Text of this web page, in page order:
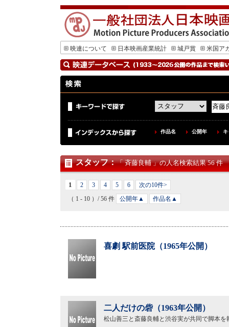
映連について 日本映画産業統計 城戸賞 米国ア
作品名 公開年
スタッフ：「 斉藤良輔 」の人名検索結果 56 件
1 2 3 4 5 6
次の10件>
（ 1 - 10 ）/ 56 件
公開年▲ 作品名▲
喜劇 駅前医院（1965年公開）
二人だけの砦（1963年公開）
松山善三と斎藤良輔と渋谷実が共同で脚本